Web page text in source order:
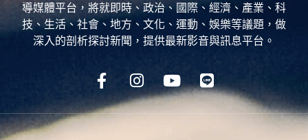
導媒體平台，將就即時、政治、國際、經濟、產業、科
技、生活、社會、地方、文化、運動、娛樂等議題，做
深入的剖析探討新聞，提供最新影音與訊息平台。